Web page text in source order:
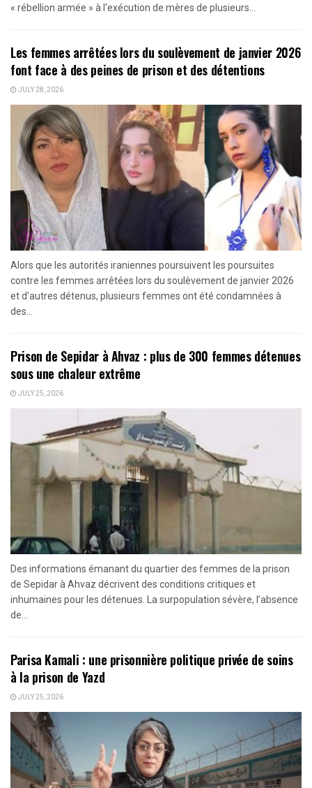
« rébellion armée » à l'exécution de mères de plusieurs...
Les femmes arrêtées lors du soulèvement de janvier 2026
font face à des peines de prison et des détentions
JULY 28, 2026
Alors que les autorités iraniennes poursuivent les poursuites
contre les femmes arrêtées lors du soulèvement de janvier 2026
et d'autres détenus, plusieurs femmes ont été condamnées à
des...
Prison de Sepidar à Ahvaz : plus de 300 femmes détenues
sous une chaleur extrême
JULY 25, 2026
Des informations émanant du quartier des femmes de la prison
de Sepidar à Ahvaz décrivent des conditions critiques et
inhumaines pour les détenues. La surpopulation sévère, l’absence
de...
Parisa Kamali : une prisonnière politique privée de soins
à la prison de Yazd
JULY 25, 2026